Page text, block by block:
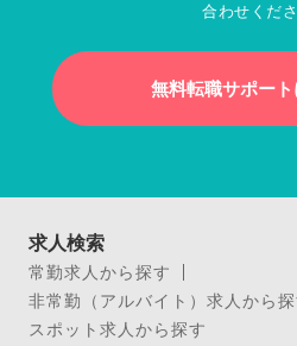
合わせくださ
無料転職サポー
求人検索
常勤求人から探す
非常勤（アルバイト）求人から探
スポット求人から探す